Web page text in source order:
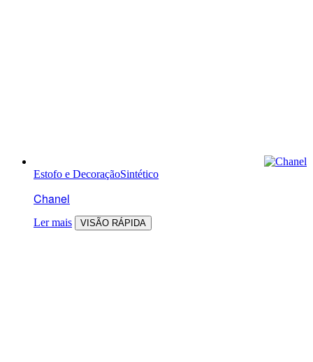
Estofo e DecoraçãoSintético
Chanel
Ler mais VISÃO RÁPIDA